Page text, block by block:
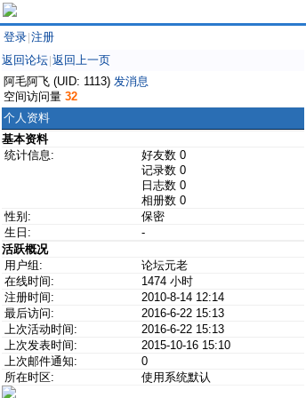
登录 注册
返回论坛 返回上一页
阿毛阿飞 (UID: 1113) 发消息
空间访问量 32
个人资料
基本资料
统计信息:
好友数 0
记录数 0
日志数 0
相册数 0
性别:
保密
生日:
-
活跃概况
用户组:
论坛元老
在线时间:
1474 小时
注册时间:
2010-8-14 12:14
最后访问:
2016-6-22 15:13
上次活动时间:
2016-6-22 15:13
上次发表时间:
2015-10-16 15:10
上次邮件通知:
0
所在时区:
使用系统默认